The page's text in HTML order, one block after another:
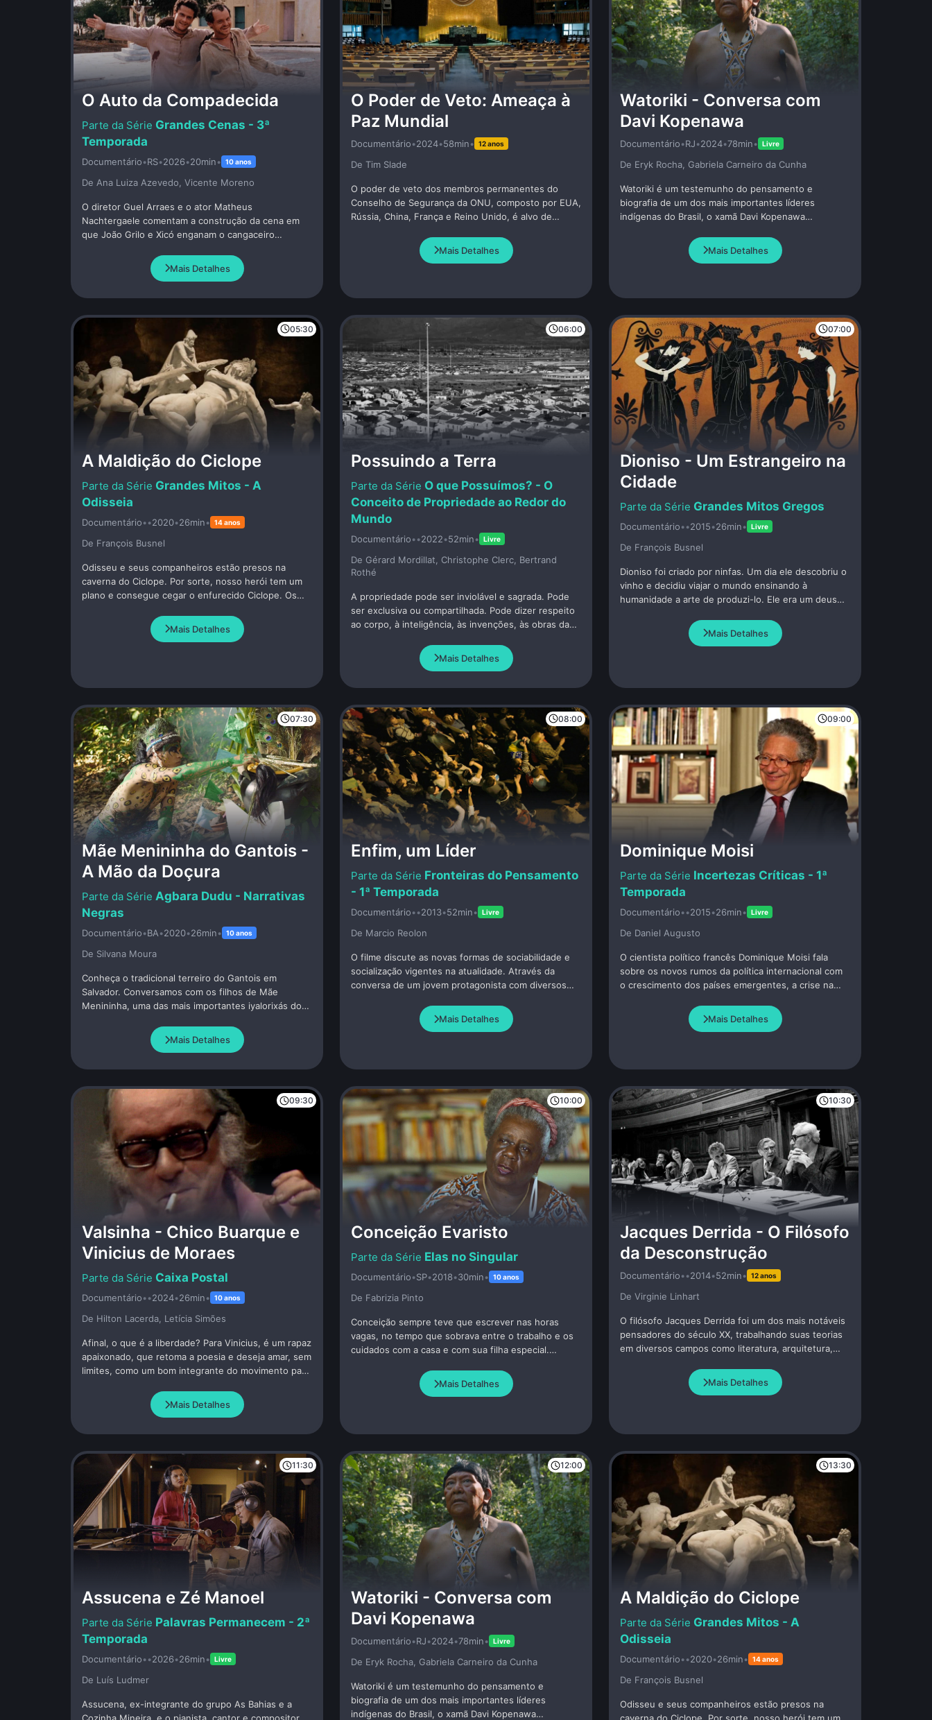
O Auto da Compadecida
Grandes Cenas - 3ª
Temporada
Documentário•RS•2026•20min• 10 anos
De Ana Luiza Azevedo, Vicente Moreno
O diretor Guel Arraes e o ator Matheus
Nachtergaele comentam a construção da cena em
que João Grilo e Xicó enganam o cangaceiro
episódio destaca a comédia de situação, as
inversões e o ritmo acelerado dos diálogos de João
adaptação da obra de Ariano Suassuna.
Mais Detalhes
O Poder de Veto: Ameaça à
Paz Mundial
Documentário•2024•58min• 12 anos
De Tim Slade
O poder de veto dos membros permanentes do
Conselho de Segurança da ONU, composto por EUA,
Rússia, China, França e Reino Unido, é alvo de
oficiais e especialistas no tema, o documentário
discute o uso do mecanismo, quando em face a
Mais Detalhes
Watoriki - Conversa com
Davi Kopenawa
Documentário•RJ•2024•78min• Livre
De Eryk Rocha, Gabriela Carneiro da Cunha
Watoriki é um testemunho do pensamento e
biografia de um dos mais importantes líderes
indígenas do Brasil, o xamã Davi Kopenawa
detalhes de sua vida, fatos históricos do povo
Yanomami e como sua experiência como intérprete e
daqueles que tentam destruí-la.
Mais Detalhes
05:30
A Maldição do Ciclope
Grandes Mitos - A
Odisseia
Documentário••2020•26min• 14 anos
De François Busnel
Odisseu e seus companheiros estão presos na
caverna do Ciclope. Por sorte, nosso herói tem um
plano e consegue cegar o enfurecido Ciclope. Os
amarram na barriga da ovelha para sair da caverna
bem embaixo do nariz do monstro.
Mais Detalhes
06:00
Possuindo a Terra
O que Possuímos? - O
Conceito de Propriedade ao Redor do
Mundo
Documentário••2022•52min• Livre
De Gérard Mordillat, Christophe Clerc, Bertrand
Rothé
A propriedade pode ser inviolável e sagrada. Pode
ser exclusiva ou compartilhada. Pode dizer respeito
ao corpo, à inteligência, às invenções, às obras da
hegemonia da propriedade privada, a teoria dos
comuns renasce e novas abordagens para a
Mais Detalhes
07:00
Dioniso - Um Estrangeiro na
Cidade
Grandes Mitos Gregos
Documentário••2015•26min• Livre
De François Busnel
Dioniso foi criado por ninfas. Um dia ele descobriu o
vinho e decidiu viajar o mundo ensinando à
humanidade a arte de produzi-lo. Ele era um deus
Mais Detalhes
07:30
Mãe Menininha do Gantois -
A Mão da Doçura
Agbara Dudu - Narrativas
Negras
Documentário•BA•2020•26min• 10 anos
De Silvana Moura
Conheça o tradicional terreiro do Gantois em
Salvador. Conversamos com os filhos de Mãe
Menininha, uma das mais importantes iyalorixás do
Escolástica da Conceição Nazareth, Mãe Menininha
e seu papel decisivo no reconhecimento e respeito
Mais Detalhes
08:00
Enfim, um Líder
Fronteiras do Pensamento
- 1ª Temporada
Documentário••2013•52min• Livre
De Marcio Reolon
O filme discute as novas formas de sociabilidade e
socialização vigentes na atualidade. Através da
conversa de um jovem protagonista com diversos
construção do indivíduo e o seu processo para
assumir a liderança da sua própria vida e de suas
Mais Detalhes
09:00
Dominique Moisi
Incertezas Críticas - 1ª
Temporada
Documentário••2015•26min• Livre
De Daniel Augusto
O cientista político francês Dominique Moisi fala
sobre os novos rumos da política internacional com
o crescimento dos países emergentes, a crise na
Mais Detalhes
09:30
Valsinha - Chico Buarque e
Vinicius de Moraes
Caixa Postal
Documentário••2024•26min• 10 anos
De Hilton Lacerda, Letí­cia Simões
Afinal, o que é a liberdade? Para Vinicius, é um rapaz
apaixonado, que retoma a poesia e deseja amar, sem
limites, como um bom integrante do movimento paz
arrastado pelo capitalismo, restando somente as
roupas coloridas e folgadas. De hippie, mesmo, só a
Mais Detalhes
10:00
Conceição Evaristo
Elas no Singular
Documentário•SP•2018•30min• 10 anos
De Fabrizia Pinto
Conceição sempre teve que escrever nas horas
vagas, no tempo que sobrava entre o trabalho e os
cuidados com a casa e com sua filha especial.
cresceu na favela Pindura Saia em Belo Horizonte,
foi a única negra numa tradicional escola pública e
Mais Detalhes
10:30
Jacques Derrida - O Filósofo
da Desconstrução
Documentário••2014•52min• 12 anos
De Virginie Linhart
O filósofo Jacques Derrida foi um dos mais notáveis
pensadores do século XX, trabalhando suas teorias
em diversos campos como literatura, arquitetura,
uma reflexão crítica sobre a filosofia e seu ensino, e
foi o criador da teoria da desconstrução, divulgada
Mais Detalhes
11:30
Assucena e Zé Manoel
Palavras Permanecem - 2ª
Temporada
Documentário••2026•26min• Livre
De Luí­s Ludmer
Assucena, ex-integrante do grupo As Bahias e a
Cozinha Mineira, e o pianista, cantor e compositor
12:00
Watoriki - Conversa com
Davi Kopenawa
Documentário•RJ•2024•78min• Livre
De Eryk Rocha, Gabriela Carneiro da Cunha
Watoriki é um testemunho do pensamento e
biografia de um dos mais importantes líderes
indígenas do Brasil, o xamã Davi Kopenawa
13:30
A Maldição do Ciclope
Grandes Mitos - A
Odisseia
Documentário••2020•26min• 14 anos
De François Busnel
Odisseu e seus companheiros estão presos na
caverna do Ciclope. Por sorte, nosso herói tem um